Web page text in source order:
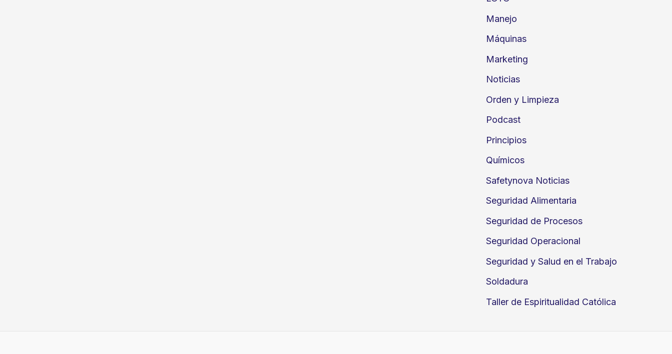
Manejo
Máquinas
Marketing
Noticias
Orden y Limpieza
Podcast
Principios
Químicos
Safetynova Noticias
Seguridad Alimentaria
Seguridad de Procesos
Seguridad Operacional
Seguridad y Salud en el Trabajo
Soldadura
Taller de Espiritualidad Católica